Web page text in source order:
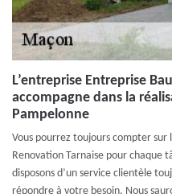
L’entreprise Entreprise
accompagne dans la
Pampelonne
Vous pourrez toujours compter sur
Renovation Tarnaise pour chaque
disposons d’un service clientèle
répondre à votre besoin. Nous